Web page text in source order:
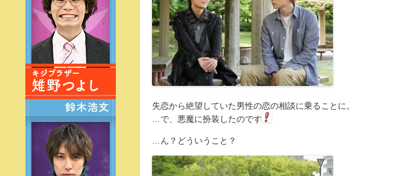
失恋から絶望していた男性の恋の相談に乗ることに。
…で、悪魔に扮装したのです
…ん？どういうこと？